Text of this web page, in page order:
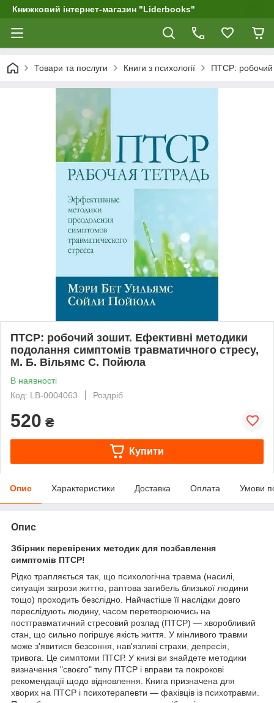
Книжковий інтернет-магазин "Liderbooks"
Товари та послуги Книги з психології ПТСР: робочий
ПТСР: робочий зошит. Ефективні методики
подолання симптомів травматичного стресу,
М. Б. Вільямс С. Пойюла
В наявності
Код: LB-0004063
Роздріб
520 ₴
Купити
Опис Характеристики Доставка Оплата Умови
Опис
Збірник перевірених методик для позбавлення
симптомів ПТСР!
Рідко трапляється так, що психологічна травма (насилі,
ситуація загрози життю, раптова загибель близької людини
тощо) проходить безслідно. Найчастіше її наслідки довго
переслідують людину, часом перетворюючись на
посттравматичний стресовий розлад (ПТСР) — хворобливий
стан, що сильно погіршує якість життя. У мінливого травми
може з'явитися безсоння, нав'язливі страхи, депресія,
тривога. Це симптоми ПТСР. У книзі ви знайдете методики
визначення "своєго" типу ПТСР і вправи та покрокові
рекомендації щодо відновлення. Книга призначена для
хворих на ПТСР і психотерапевти — фахівців із психотравми.